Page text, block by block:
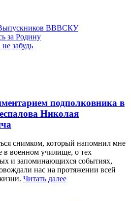
ВВВСКУ
за Родину
забудь
подполковника в
Николая
снимком, который напомнил мне
в военном училище, о тех
и запоминающихся событиях,
нас на протяжении всей
Читать далее